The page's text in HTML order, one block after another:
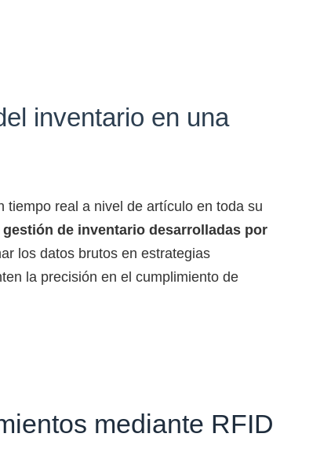
inventario en una
tiempo real a nivel de artículo en toda su
de inventario desarrolladas por
los datos brutos en estrategias
la precisión en el cumplimiento de
mediante RFID